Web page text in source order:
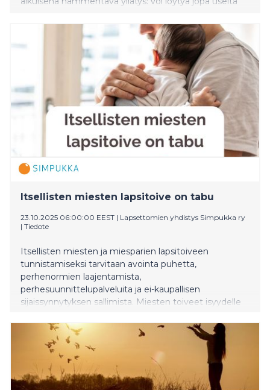
yhdistys Simpukka toivoo, että lahjasoluhoidoilla
lapsen saavien, lahjasolutaustaisten ja
sukusolulahjoittajien hyvinvointi ja oikeudet otetaan
prosessissa huomioon. Pohjoismaiset
lapsettomuusjärjestöt vaativat kansainvälisen rajan
asettamista yhden sukusolulahjoittajan sukusoluista
alkunsa saaneiden lasten määrälle.
Itsellisten miesten lapsitoive on tabu
23.10.2025 06:00:00 EEST | Lapsettomien yhdistys Simpukka ry
| Tiedote
Itsellisten miesten ja miesparien lapsitoiveen
tunnistamiseksi tarvitaan avointa puhetta,
perhenormien laajentamista,
perhesuunnittelupalveluita ja ei-kaupallisen
sijaissynnytyksen sallimista. Miesten toiveet isyydelle
hoivaamista ja yhdessäoloa lapsen kanssa.
Lapsettomien yhdistys Simpukka ry tuo miesten
viikolla 3.–9.11.2025 esille miesten tahattoman
lapsettomuuden kokemusta.